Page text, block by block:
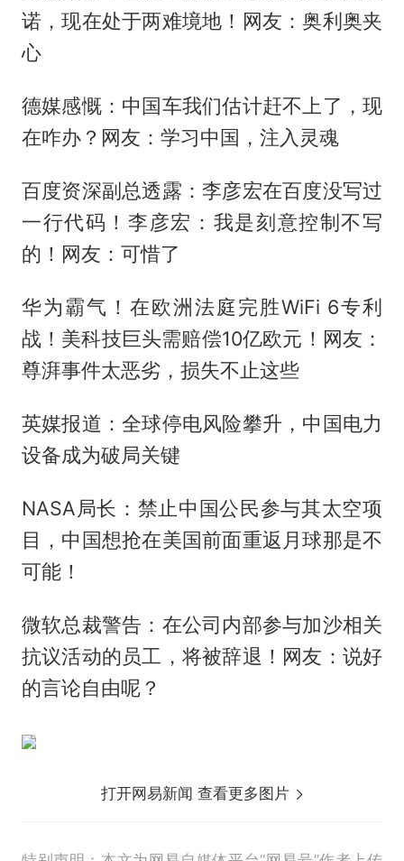
诺，现在处于两难境地！网友：奥利奥夹
心
德媒感慨：中国车我们估计赶不上了，现
在咋办？网友：学习中国，注入灵魂
百度资深副总透露：李彦宏在百度没写过
一行代码！李彦宏：我是刻意控制不写
的！网友：可惜了
华为霸气！在欧洲法庭完胜WiFi 6专利
战！美科技巨头需赔偿10亿欧元！网友：
尊湃事件太恶劣，损失不止这些
英媒报道：全球停电风险攀升，中国电力
设备成为破局关键
NASA局长：禁止中国公民参与其太空项
目，中国想抢在美国前面重返月球那是不
可能！
微软总裁警告：在公司内部参与加沙相关
抗议活动的员工，将被辞退！网友：说好
的言论自由呢？
打开网易新闻 查看更多图片